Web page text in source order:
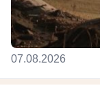
07.08.2026